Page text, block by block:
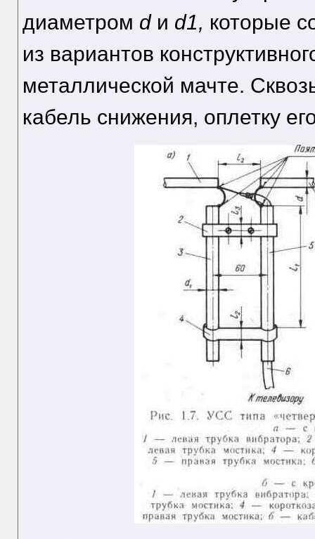
диаметром dи d1, которые
из вариантов
металлической мачте.
кабель снижения, оплетку